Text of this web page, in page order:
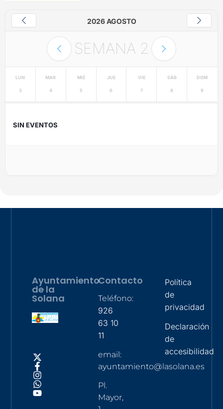
2026 AGOSTO
SEMANA 2
LUN
3
MAR
4
MIÉ
5
JUE
6
VIE
7
SÁB
8
DOM
9
SIN EVENTOS
Ayuntamiento
de la
Solana
Contacto
Teléfono:
926
63 10
11
email:
ayuntamiento@lasolana.es
Pl.
Mayor,
Política
de
privacidad
Declaración
de
accesibilidad